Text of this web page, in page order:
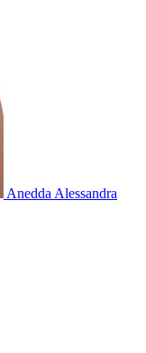
AneddaAlessandra